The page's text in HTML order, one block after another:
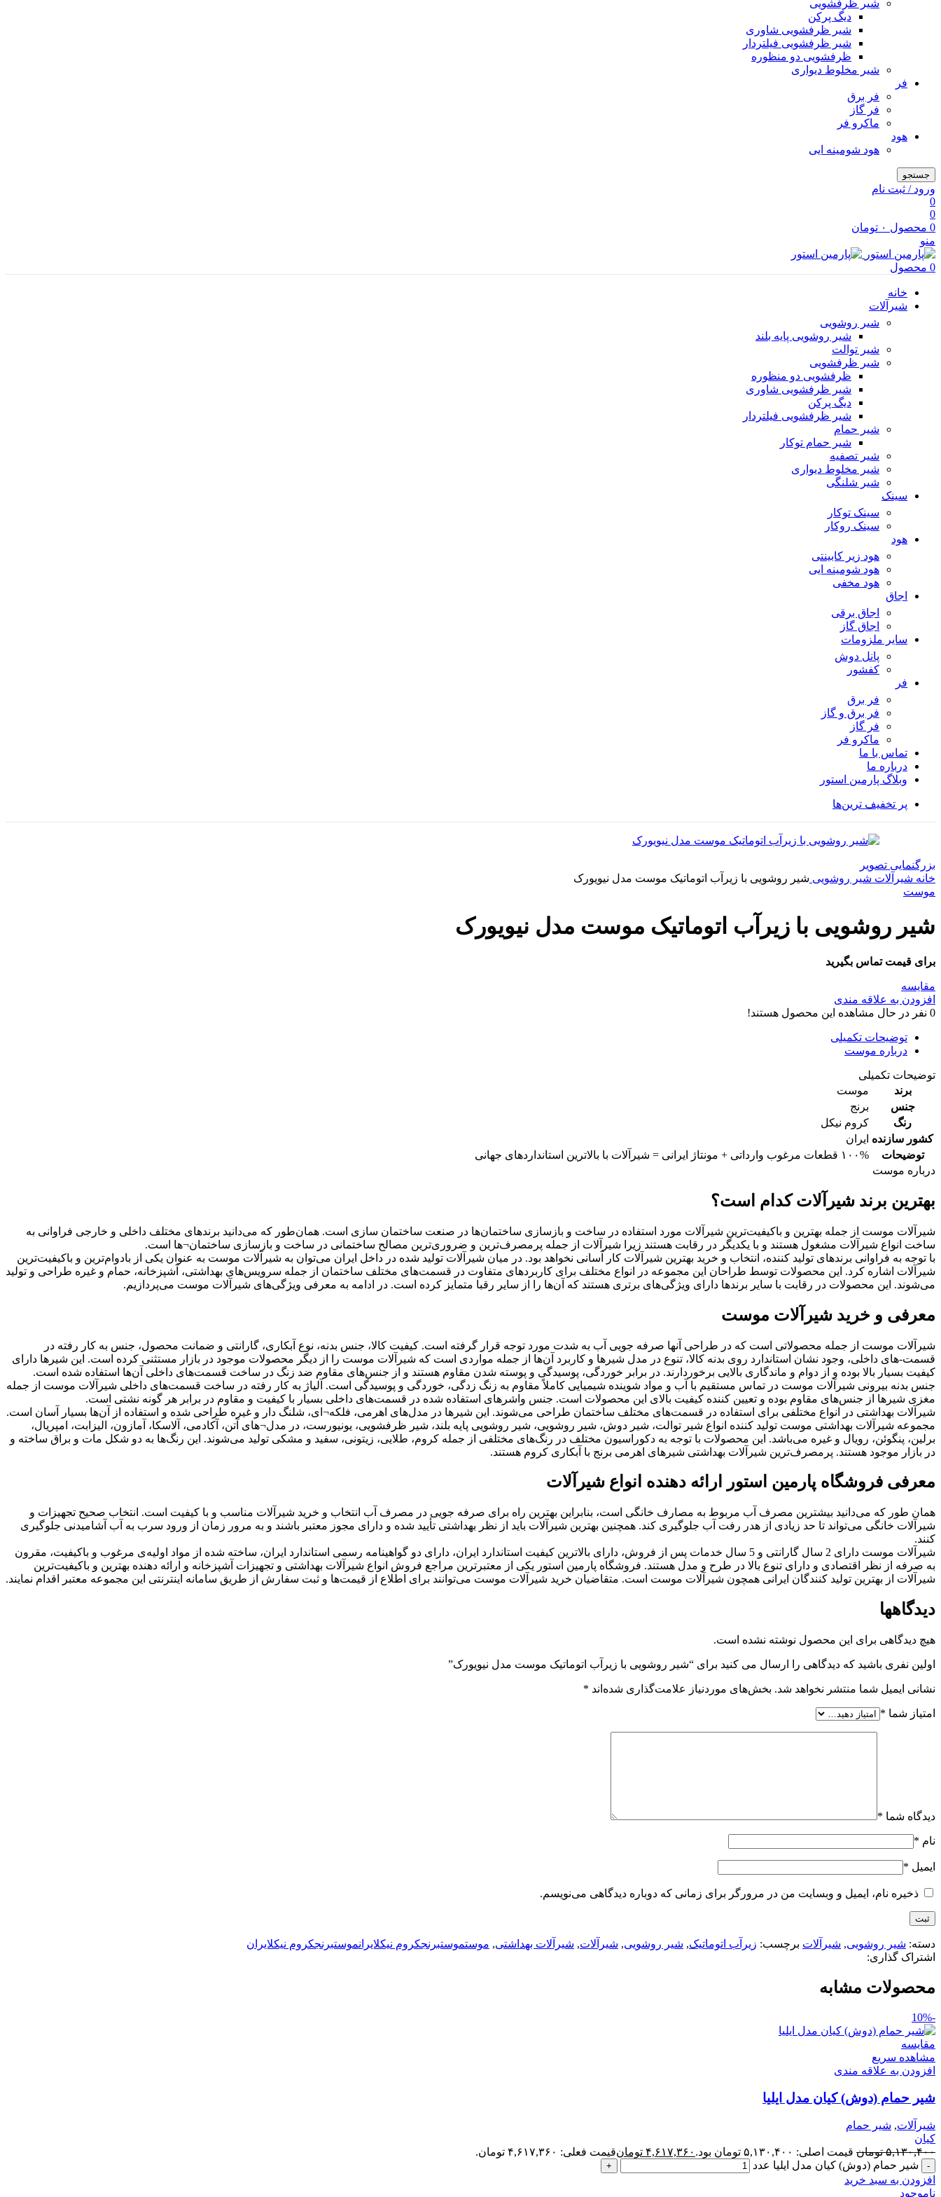
شیر ظرفشویی
دیگ پرکن
شیر ظرفشویی شاوری
شیر ظرفشویی فیلتردار
ظرفشویی دو منظوره
شیر مخلوط دیواری
فر
فر برق
فر گاز
ماكرو فر
هود
هود شومینه ایی
جستجو
ورود / ثبت نام
0
0
0 محصول ۰ تومان
منو
0 محصول
خانه
شیرآلات
شیر روشویی
شیر روشویی پایه بلند
شیر توالت
شیر ظرفشویی
ظرفشویی دو منظوره
شیر ظرفشویی شاوری
دیگ پرکن
شیر ظرفشویی فیلتردار
شیر حمام
شیر حمام توکار
شیر تصفیه
شیر مخلوط دیواری
شیر شلنگی
سینک
سینک توکار
سینک روکار
هود
هود زیر كابینتی
هود شومینه ایی
هود مخفى
اجاق
اجاق برقى
اجاق گاز
سایر ملزومات
پانل دوش
کفشور
فر
فر برق
فر برق و گاز
فر گاز
ماكرو فر
تماس با ما
درباره ما
وبلاگ پارمین استور
پر تخفیف ترین‌ها
بزرگنمایی تصویر
خانه شیرآلات شیر روشویی شیر روشویی با زیرآب اتوماتیک موست مدل نیویورک
موست
شیر روشویی با زیرآب اتوماتیک موست مدل نیویورک
برای قیمت تماس بگیرید
مقایسه
افزودن به علاقه مندی
0 نفر در حال مشاهده این محصول هستند!
توضیحات تکمیلی
درباره موست
توضیحات تکمیلی
برند
موست
جنس
برنج
رنگ
کروم نیکل
کشور سازنده ایران
توضیحات
۱۰۰% قطعات مرغوب وارداتی + مونتاژ ایرانی = شیرآلات با بالاترین استانداردهای جهانی
درباره موست
بهترین برند شیرآلات کدام است؟
شیرآلات موست از جمله بهترین و باکیفیت‌ترین شیرآلات مورد استفاده در ساخت و بازسازی ساختمان‌ها در صنعت ساختمان سازی است. همان‌طور که می‌دانید برندهای مختلف داخلی و خارجی فراوانی به
ساخت انواع شیرآلات مشغول هستند و با یکدیگر در رقابت هستند زیرا شیرآلات از جمله پرمصرف‌ترین و ضروری‌ترین مصالح ساختمانی در ساخت و بازسازی ساختمان¬ها است.
با توجه به فراوانی برندهای تولید کننده، انتخاب و خرید بهترین شیرآلات کار آسانی نخواهد بود. در میان شیرآلات تولید شده در داخل ایران می‌توان به شیرآلات موست به عنوان یکی از بادوام‌ترین و باکیفیت‌ترین
شیرآلات اشاره کرد. این محصولات توسط طراحان این مجموعه در انواع مختلف برای کاربردهای متفاوت در قسمت‌های مختلف ساختمان از جمله سرویس‌های بهداشتی، آشپزخانه، حمام و غیره طراحی و تولید
می‌شوند. این محصولات در رقابت با سایر برندها دارای ویژگی‌های برتری هستند که آن‌ها را از سایر رقبا متمایز کرده است. در ادامه به معرفی ویژگی‌های شیرآلات موست می‌پردازیم.
معرفی و خرید شیرآلات موست
شیرآلات موست از جمله محصولاتی است که در طراحی آنها صرفه جویی آب به شدت مورد توجه قرار گرفته است. کیفیت کالا، جنس بدنه، نوع آبکاری، گارانتی و ضمانت محصول، جنس به کار رفته در
قسمت-های داخلی، وجود نشان استاندارد روی بدنه کالا، تنوع در مدل شیرها و کاربرد آن‌ها از جمله مواردی است که شیرآلات موست را از دیگر محصولات موجود در بازار مستثنی کرده است. این شیرها دارای
کیفیت بسیار بالا بوده و از دوام و ماندگاری بالایی برخوردارند. در برابر خوردگی، پوسیدگی و پوسته شدن مقاوم هستند و از جنس‌های مقاوم ضد زنگ در ساخت قسمت‌های داخلی آن‌ها استفاده شده است.
جنس بدنه بیرونی شیرآلات موست در تماس مستقیم با آب و مواد شوینده شیمیایی کاملاً مقاوم به زنگ زدگی، خوردگی و پوسیدگی است. آلیاژ به کار رفته در ساخت قسمت‌های داخلی شیرآلات موست از جمله
مغزی شیرها از جنس‌های مقاوم بوده و تعیین کننده کیفیت بالای این محصولات است. جنس واشرهای استفاده شده در قسمت‌های داخلی بسیار با کیفیت و مقاوم در برابر هر گونه نشتی است.
شیرآلات بهداشتی در انواع مختلفی برای استفاده در قسمت‌های مختلف ساختمان طراحی می‌شوند. این شیرها در مدل‌های اهرمی، فلکه¬ای، شلنگ دار و غیره طراحی شده و استفاده از آن‌ها بسیار آسان است.
مجموعه شیرآلات بهداشتی موست تولید کننده انواع شیر توالت، شیر دوش، شیر روشویی، شیر روشویی پایه بلند، شیر ظرفشویی، یونیورست، در مدل¬های آتن، آکادمی، آلاسکا، آمازون، الیزابت، امپریال،
برلین، پنگوئن، رویال و غیره می‌باشد. این محصولات با توجه به دکوراسیون مختلف در رنگ‌های مختلفی از جمله کروم، طلایی، زیتونی، سفید و مشکی تولید می‌شوند. این رنگ‌ها به دو شکل مات و براق ساخته و
در بازار موجود هستند. پرمصرف‌ترین شیرآلات بهداشتی شیرهای اهرمی برنج با آبکاری کروم هستند.
معرفی فروشگاه پارمین استور ارائه دهنده انواع شیرآلات
همان طور که می‌دانید بیشترین مصرف آب مربوط به مصارف خانگی است، بنابراین بهترین راه برای صرفه جویی در مصرف آب انتخاب و خرید شیرآلات مناسب و با کیفیت است. انتخاب صحیح تجهیزات و
شیرآلات خانگی می‌تواند تا حد زیادی از هدر رفت آب جلوگیری کند. همچنین بهترین شیرآلات باید از نظر بهداشتی تأیید شده و دارای مجوز معتبر باشند و به مرور زمان از ورود سرب به آب آشامیدنی جلوگیری
کنند.
شیرآلات موست دارای 2 سال گارانتی و 5 سال خدمات پس از فروش، دارای بالاترین کیفیت استاندارد ایران، دارای دو گواهینامه رسمی استاندارد ایران، ساخته شده از مواد اولیه‌ی مرغوب و باکیفیت، مقرون
به صرفه از نظر اقتصادی و دارای تنوع بالا در طرح و مدل هستند. فروشگاه پارمین استور یکی از معتبرترین مراجع فروش انواع شیرآلات بهداشتی و تجهیزات آشپزخانه و ارائه دهنده بهترین و باکیفیت‌ترین
شیرآلات از بهترین تولید کنندگان ایرانی همچون شیرآلات موست است. متقاضیان خرید شیرآلات موست می‌توانند برای اطلاع از قیمت‌ها و ثبت سفارش از طریق سامانه اینترنتی این مجموعه معتبر اقدام نمایند.
دیدگاهها
هیچ دیدگاهی برای این محصول نوشته نشده است.
اولین نفری باشید که دیدگاهی را ارسال می کنید برای “شیر روشویی با زیرآب اتوماتیک موست مدل نیویورک”
نشانی ایمیل شما منتشر نخواهد شد. بخش‌های موردنیاز علامت‌گذاری شده‌اند *
امتیاز شما *
دیدگاه شما *
نام *
ایمیل *
ذخیره نام، ایمیل و وبسایت من در مرورگر برای زمانی که دوباره دیدگاهی می‌نویسم.
دسته: شیر روشویی, شیرآلات برچسب: زیرآب اتوماتیک, شیر روشویی, شیرآلات, شیرآلات بهداشتی, موستموستبرنجکروم نیکلایرانموستبرنجکروم نیکلایران
اشتراک گذاری:
محصولات مشابه
-10%
مقایسه
مشاهده سریع
افزودن به علاقه مندی
شیر حمام (دوش) کیان مدل ایلیا
شیرآلات, شیر حمام
کیان
۵,۱۳۰,۴۰۰ تومان قیمت اصلی: ۵,۱۳۰,۴۰۰ تومان بود. ۴,۶۱۷,۳۶۰ تومانقیمت فعلی: ۴,۶۱۷,۳۶۰ تومان.
شیر حمام (دوش) کیان مدل ایلیا عدد
افزودن به سبد خرید
ناموجود